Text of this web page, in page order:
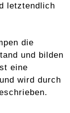
letztendlich
die
und bilden
eine
wird durch